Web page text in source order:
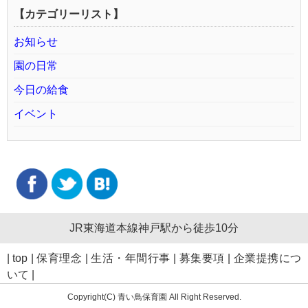
【カテゴリーリスト】
お知らせ
園の日常
今日の給食
イベント
JR東海道本線神戸駅から徒歩10分
|top |保育理念 |生活・年間行事 募集要項
企業提携につ
いて
Copyright(C) 青い鳥保育園 All Right Reserved.